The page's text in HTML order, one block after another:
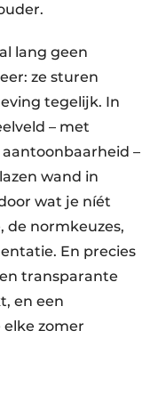
lang geen
ze sturen
tegelijk. In
– met
–
wand in
wat je níét
de normkeuzes,
En precies
transparante
en een
zomer